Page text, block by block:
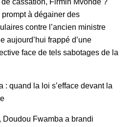
cassation, Firmin Mvondé ?
à dégainer des
contre l’ancien ministre
aujourd’hui frappé d’une
face de tels sabotages de la
: quand la loi s’efface devant la
Doudou Fwamba a brandi